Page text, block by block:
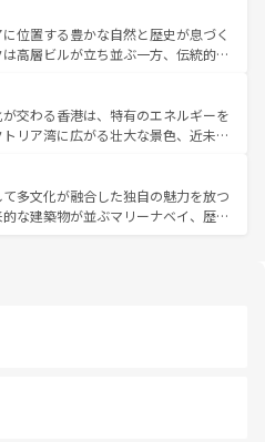
、韓国の多彩な魅力を心ゆくまで味
わってみてほしい。 なお、新着の韓国情報はコンテンツ一
が息づく。ハノイの古い町並みやホ
統治時代の建物も、独特の雰囲気を
、バラエティの豊かさとおいしさで
ミー、ベトナムコーヒーなどは、ぜ
どの地域を訪れてもあたたかい人々
るので、きっと忘れられない旅にな
位置する豊かな自然と歴史が息づく
高層ビルが立ち並ぶ一方、伝統的な
。北部ではチェンマイなどの山岳地
南部ではプーケットやクラビの美し
分を楽しむことができる。タイ料理
温暖で、どの季節にも異なる楽しみ
やすいタイの人々、仏教を中心とし
観光資源が、訪れる旅人を魅了し続
交わる香港は、特有のエネルギーを
リア湾に広がる壮大な景色、近未来
動するはず。観光スポットが密集し
ころを回れるのも魅力。息をのむよ
体験まで、香港を存分に楽しみ尽く
多文化が融合した独自の魅力を放つ
な建築物が並ぶマリーナベイ、歴史
の風情を楽しめる外せないスポット